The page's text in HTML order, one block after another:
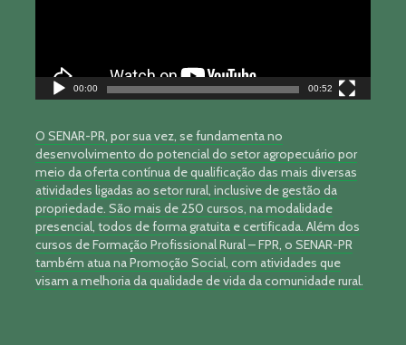
00:00 00:52
O SENAR-PR, por sua vez, se fundamenta no
desenvolvimento do potencial do setor agropecuário por
meio da oferta contínua de qualificação das mais diversas
atividades ligadas ao setor rural, inclusive de gestão da
propriedade. São mais de 250 cursos, na modalidade
presencial, todos de forma gratuita e certificada. Além dos
cursos de Formação Profissional Rural – FPR, o SENAR-PR
também atua na Promoção Social, com atividades que
visam a melhoria da qualidade de vida da comunidade rural.